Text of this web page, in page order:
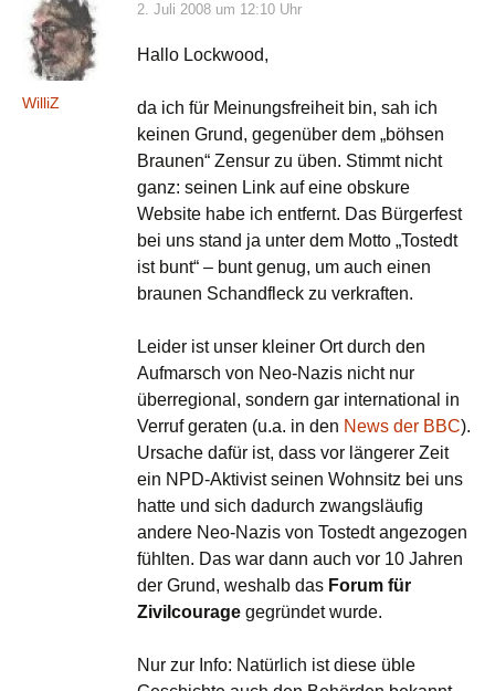
WilliZ
2. Juli 2008 um 12:10 Uhr
Hallo Lockwood,
da ich für Meinungsfreiheit bin, sah ich
keinen Grund, gegenüber dem „böhsen
Braunen“ Zensur zu üben. Stimmt nicht
ganz: seinen Link auf eine obskure
Website habe ich entfernt. Das Bürgerfest
bei uns stand ja unter dem Motto „Tostedt
ist bunt“ – bunt genug, um auch einen
braunen Schandfleck zu verkraften.
Leider ist unser kleiner Ort durch den
Aufmarsch von Neo-Nazis nicht nur
überregional, sondern gar international in
Verruf geraten (u.a. in den News der BBC).
Ursache dafür ist, dass vor längerer Zeit
ein NPD-Aktivist seinen Wohnsitz bei uns
hatte und sich dadurch zwangsläufig
andere Neo-Nazis von Tostedt angezogen
fühlten. Das war dann auch vor 10 Jahren
der Grund, weshalb das Forum für
Zivilcourage gegründet wurde.
Nur zur Info: Natürlich ist diese üble